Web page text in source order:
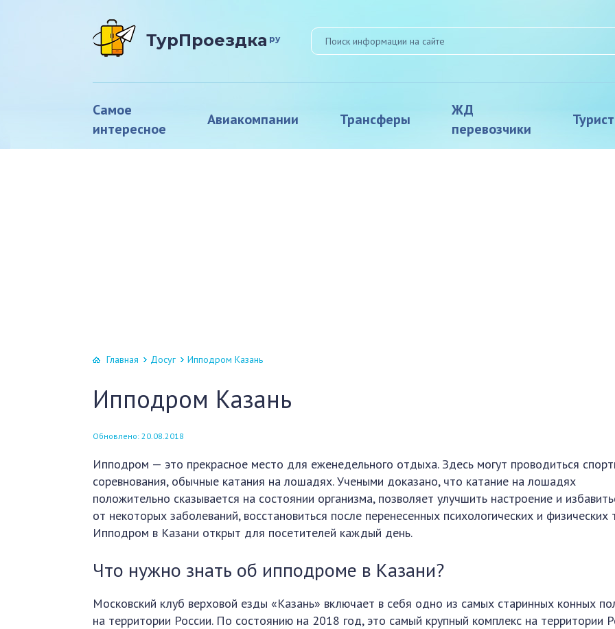
ТурПроездка ру
Самое
интересное
Авиакомпании Трансферы
ЖД
перевозчики
Главная Досуг Ипподром Казань
Ипподром Казань
Обновлено: 20.08.2018
Ипподром — это прекрасное место для еженедельного отдыха. Здесь могут проводиться
соревнования, обычные катания на лошадях. Учеными доказано, что катание на лошадях
положительно сказывается на состоянии организма, позволяет улучшить настроение и
от некоторых заболеваний, восстановиться после перенесенных психологических и физических
Ипподром в Казани открыт для посетителей каждый день.
Что нужно знать об ипподроме в Казани?
Московский клуб верховой езды «Казань» включает в себя одно из самых старинных конных
на территории России. По состоянию на 2018 год, это самый крупный комплекс на территории